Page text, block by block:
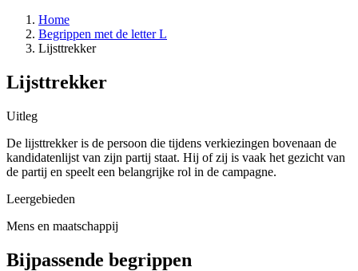
Home
Begrippen met de letter L
Lijsttrekker
Lijsttrekker
Uitleg
De lijsttrekker is de persoon die tijdens verkiezingen bovenaan de
kandidatenlijst van zijn partij staat. Hij of zij is vaak het gezicht van
de partij en speelt een belangrijke rol in de campagne.
Leergebieden
Mens en maatschappij
Bijpassende begrippen